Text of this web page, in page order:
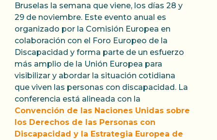
Bruselas la semana que viene, los días 28 y
29 de noviembre. Este evento anual es
organizado por la Comisión Europea en
colaboración con el Foro Europeo de la
Discapacidad y forma parte de un esfuerzo
más amplio de la Unión Europea para
visibilizar y abordar la situación cotidiana
que viven las personas con discapacidad. La
conferencia está alineada con la
Convención de las Naciones Unidas sobre
los Derechos de las Personas con
Discapacidad y la Estrategia Europea de